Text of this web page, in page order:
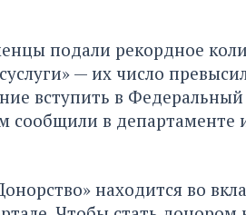
подали рекордное
— их число
вступить в
сообщили в
находится во